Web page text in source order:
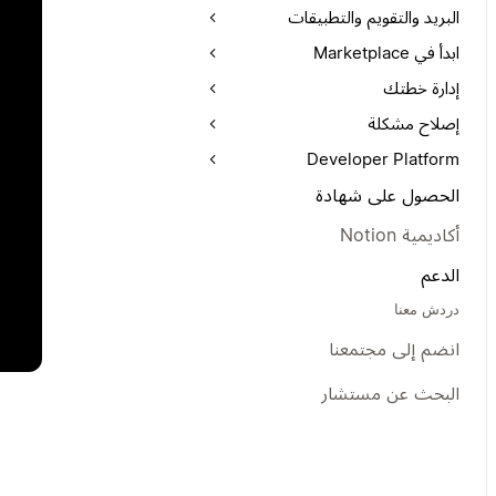
البريد والتقويم والتطبيقات
ابدأ في Marketplace
إدارة خطتك
إصلاح مشكلة
Developer Platform
الحصول على شهادة
أكاديمية Notion
الدعم
دردش معنا
انضم إلى مجتمعنا
البحث عن مستشار